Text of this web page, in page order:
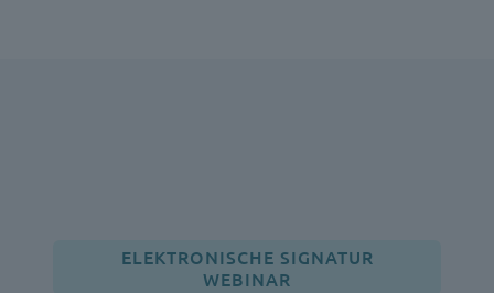
ELEKTRONISCHE SIGNATUR
WEBINAR